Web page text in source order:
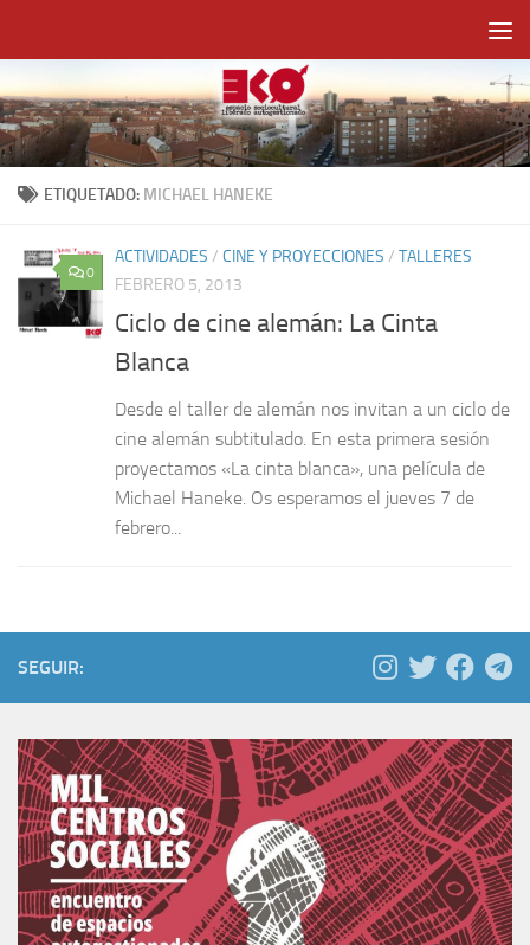
ETIQUETADO: MICHAEL HANEKE
0
ACTIVIDADES / CINE Y PROYECCIONES / TALLERES
FEBRERO 5, 2013
Ciclo de cine alemán: La Cinta
Blanca
Desde el taller de alemán nos invitan a un ciclo de
cine alemán subtitulado. En esta primera sesión
proyectamos «La cinta blanca», una película de
Michael Haneke. Os esperamos el jueves 7 de
febrero...
SEGUIR: